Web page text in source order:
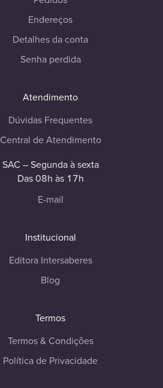
Endereços
Detalhes da conta
Senha perdida
Atendimento
Dúvidas Frequentes
Central de Atendimento
SAC – Segunda à sexta
Das 08h às 17h
E-mail
Institucional
Editora Intersaberes
Blog
Termos
Termos & Condições
Política de Privacidade